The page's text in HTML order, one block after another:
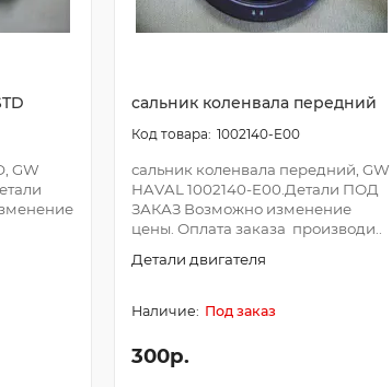
GW
сальник коленвала передний
1002140-E00
сальник коленвала передний, GW
HAVAL 1002140-E00.Детали ПОД
ЗАКАЗ Возможно изменение
цены. Оплата заказа производи..
Детали двигателя
Под заказ
300р.